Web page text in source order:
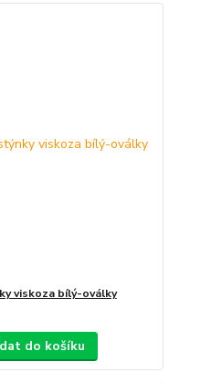
viskoza bílý-oválky
do košíku